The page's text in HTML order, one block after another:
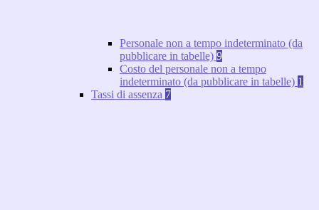
Personale non a tempo indeterminato (da
pubblicare in tabelle) 9
Costo del personale non a tempo
indeterminato (da pubblicare in tabelle) 1
Tassi di assenza 7